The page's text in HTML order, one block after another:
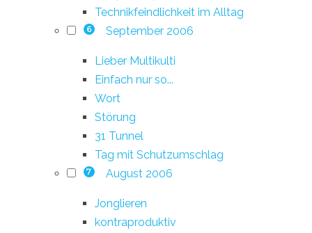
Technikfeindlichkeit im Alltag
6 September 2006
Lieber Multikulti
Einfach nur so...
Wort
Störung
31 Tunnel
Tag mit Schutzumschlag
7 August 2006
Jonglieren
kontraproduktiv